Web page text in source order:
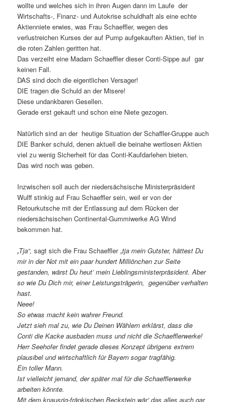
wollte und welches sich in ihren Augen dann im Laufe der
Wirtschafts-, Finanz- und Autokrise schuldhaft als eine echte
Aktienniete erwies, was Frau Schaeffler, wegen des
verlustreichen Kurses der auf Pump aufgekauften Aktien, tief in
die roten Zahlen geritten hat.
Das verzeiht eine Madam Schaeffler dieser Conti-Sippe auf gar
keinen Fall.
DAS sind doch die eigentlichen Versager!
DIE tragen die Schuld an der Misere!
Diese undankbaren Gesellen.
Gerade erst gekauft und schon eine Niete gezogen.
Natürlich sind an der heutige Situation der Schaffler-Gruppe auch
DIE Banker schuld, denen aktuell die beinahe wertlosen Aktien
viel zu wenig Sicherheit für das Conti-Kaufdarlehen bieten.
Das wird noch was geben.
Inzwischen soll auch der niedersächsische Ministerpräsident
Wulff stinkig auf Frau Schaeffler sein, weil er von der
Retourkutsche mit der Entlassung auf dem Rücken der
niedersächsischen Continental-Gummiwerke AG Wind
bekommen hat.
„Tja“, sagt sich die Frau Schaeffler „tja mein Gutster, hättest Du
mir in der Not mit ein paar hundert Milliönchen zur Seite
gestanden, wärst Du heut’ mein Lieblingsministerpräsident. Aber
so wie Du Dich mir, einer Leistungsträgerin, gegenüber verhalten
hast.
Neee!
So etwas macht kein wahrer Freund.
Jetzt sieh mal zu, wie Du Deinen Wählern erklärst, dass die
Conti die Kacke ausbaden muss und nicht die Schaefflerwerke!
Herr Seehofer findet gerade dieses Konzept übrigens extrem
plausibel und wirtschaftlich für Bayern sogar tragfähig.
Ein toller Mann.
Ist vielleicht jemand, der später mal für die Schaefflerwerke
arbeiten könnte.
Mit dem knausrig-fränkischen Beckstein wär’ das alles auch gar